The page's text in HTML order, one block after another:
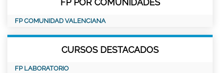
FP COMUNIDAD VALENCIANA
CURSOS DESTACADOS
FP LABORATORIO